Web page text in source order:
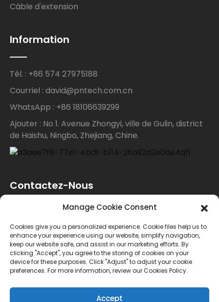
Câble d'extension
Information
Tél. : +86 574 27975188
Courriel : david@pntech.com.cn
WhatsApp : +86 18106639299
Ajouter : No 1. Avenue Zhongyi, ville de Gulin, district
de Haishu, Ningbo, Zhejiang, Chine.
Contactez-Nous
produits ou notre liste de prix, veuillez nous laisser
votre e-mail et nous vous contacterons dans les 24
heures.
ENQUÊTE
Manage Cookie Consent
Cookies give you a personalized experience. Cookie files help us to
enhance your experience using our website, simplify navigation,
keep our website safe, and assist in our marketing efforts. By
clicking "Accept", you agree to the storing of cookies on your
device for these purposes. Click "Adjust" to adjust your cookie
preferences. For more information, review our Cookies Policy.
Accept